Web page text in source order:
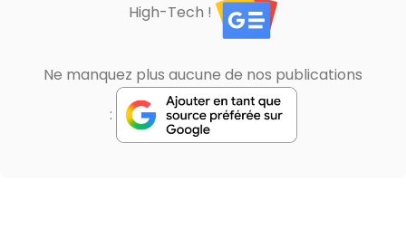
High-Tech !
Ne manquez plus aucune de nos publications
: